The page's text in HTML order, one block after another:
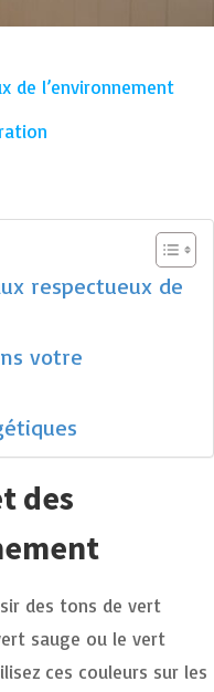
de l’environnement
respectueux de
votre
des
des tons de vert
sauge ou le vert
ces couleurs sur les